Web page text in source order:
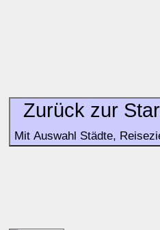
Mit Auswahl Städte,